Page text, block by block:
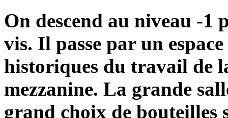
On descend au niveau -1
vis. Il passe par un
historiques du travail de
mezzanine. La grande
grand choix de bouteilles